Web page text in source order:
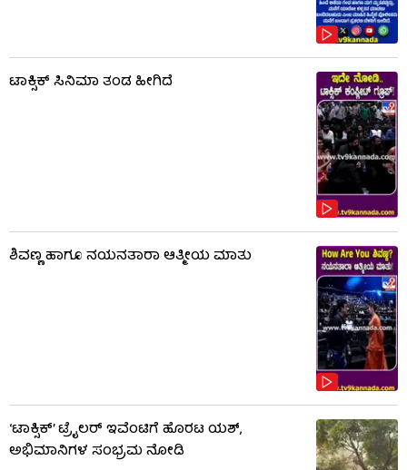
ಟಾಕ್ಸಿಕ್​​​ ಸಿನಿಮಾ ತಂಡ ಹೀಗಿದೆ
ಶಿವಣ್ಣ ಹಾಗೂ ನಯನತಾರಾ ಆತ್ಮೀಯ ಮಾತು
‘ಟಾಕ್ಸಿಕ್’ ಟ್ರೈಲರ್ ಇವೆಂಟಿಗೆ ಹೊರಟ ಯಶ್,
ಅಭಿಮಾನಿಗಳ ಸಂಭ್ರಮ ನೋಡಿ